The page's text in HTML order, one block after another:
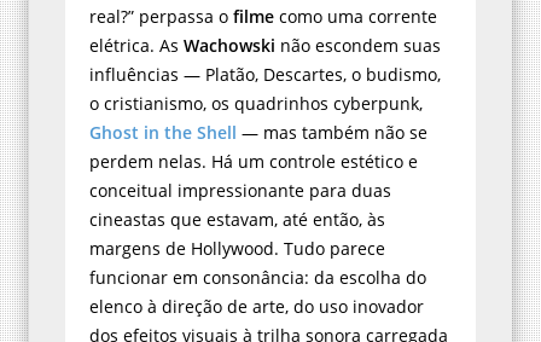
real?” perpassa o filme como uma corrente
elétrica. As Wachowski não escondem suas
influências — Platão, Descartes, o budismo,
o cristianismo, os quadrinhos cyberpunk,
Ghost in the Shell — mas também não se
perdem nelas. Há um controle estético e
conceitual impressionante para duas
cineastas que estavam, até então, às
margens de Hollywood. Tudo parece
funcionar em consonância: da escolha do
elenco à direção de arte, do uso inovador
dos efeitos visuais à trilha sonora carregada